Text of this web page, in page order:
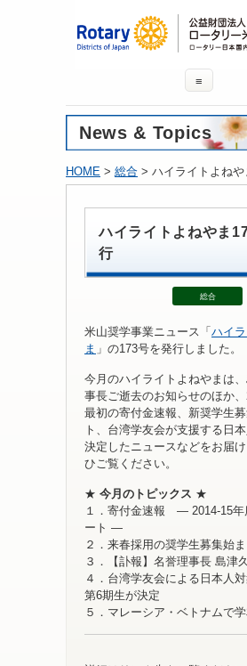
≡
News & Topics
HOME > 総合 > ハイライトよね
ハイライトよねやま
行
総合
米山奨学事業ニュース「 ハイ
ま 」の173号を発行しました。
今月のハイライトよねやまは
事長ご逝去のお知らせのほか
最初の寄付金速報、新奨学生
ト、台湾学友会が支援する日
決定したニュースなどをお届
ひご覧ください。
★ 今月のトピックス ★
１．寄付金速報 ― 2014-15年
ート ―
２．来春採用の奨学生募集始
３．【訃報】名誉理事長 島津
４．台湾学友会による日本人
第6期生が決定
５．マレーシア・ベトナムで